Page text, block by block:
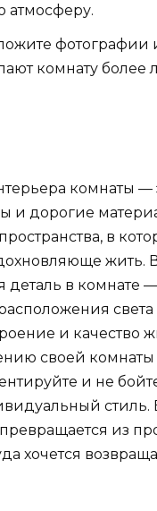
атмосферу.
комнату более
комнаты —
и дорогие
в
жить.
деталь в комнате
и качество
своей
и не
стиль.
из
хочется